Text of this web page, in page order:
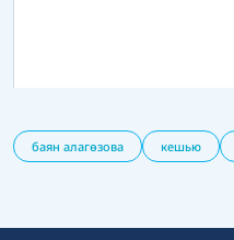
баян алагөзова кешью